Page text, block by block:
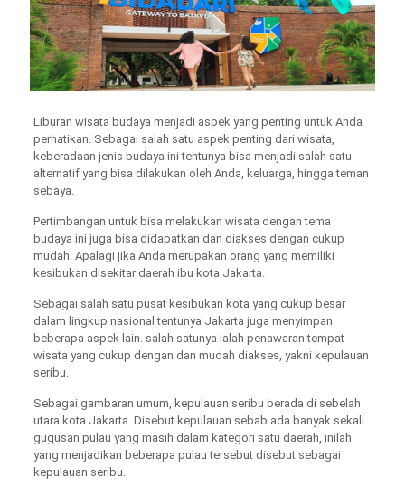
Liburan wisata budaya menjadi aspek yang penting untuk Anda
perhatikan. Sebagai salah satu aspek penting dari wisata,
keberadaan jenis budaya ini tentunya bisa menjadi salah satu
alternatif yang bisa dilakukan oleh Anda, keluarga, hingga teman
sebaya.
Pertimbangan untuk bisa melakukan wisata dengan tema
budaya ini juga bisa didapatkan dan diakses dengan cukup
mudah. Apalagi jika Anda merupakan orang yang memiliki
kesibukan disekitar daerah ibu kota Jakarta.
Sebagai salah satu pusat kesibukan kota yang cukup besar
dalam lingkup nasional tentunya Jakarta juga menyimpan
beberapa aspek lain. salah satunya ialah penawaran tempat
wisata yang cukup dengan dan mudah diakses, yakni kepulauan
seribu.
Sebagai gambaran umum, kepulauan seribu berada di sebelah
utara kota Jakarta. Disebut kepulauan sebab ada banyak sekali
gugusan pulau yang masih dalam kategori satu daerah, inilah
yang menjadikan beberapa pulau tersebut disebut sebagai
kepulauan seribu.